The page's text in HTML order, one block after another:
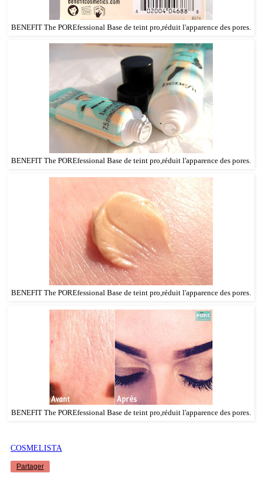
BENEFIT The POREfessional Base de teint pro,réduit l'apparence des pores.
BENEFIT The POREfessional Base de teint pro,réduit l'apparence des pores.
BENEFIT The POREfessional Base de teint pro,réduit l'apparence des pores.
BENEFIT The POREfessional Base de teint pro,réduit l'apparence des pores.
COSMELISTA
Partager